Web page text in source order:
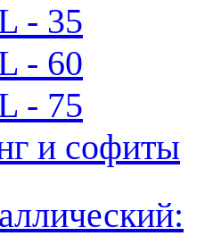
- 35
- 60
- 75
и софиты